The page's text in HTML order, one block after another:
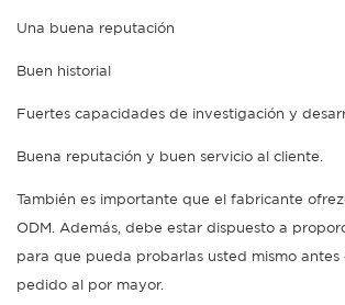
Una buena reputación
Buen historial
Fuertes capacidades de investigación y
Buena reputación y buen servicio al cliente.
También es importante que el fabricante
ODM. Además, debe estar dispuesto a
para que pueda probarlas usted mismo antes
pedido al por mayor.